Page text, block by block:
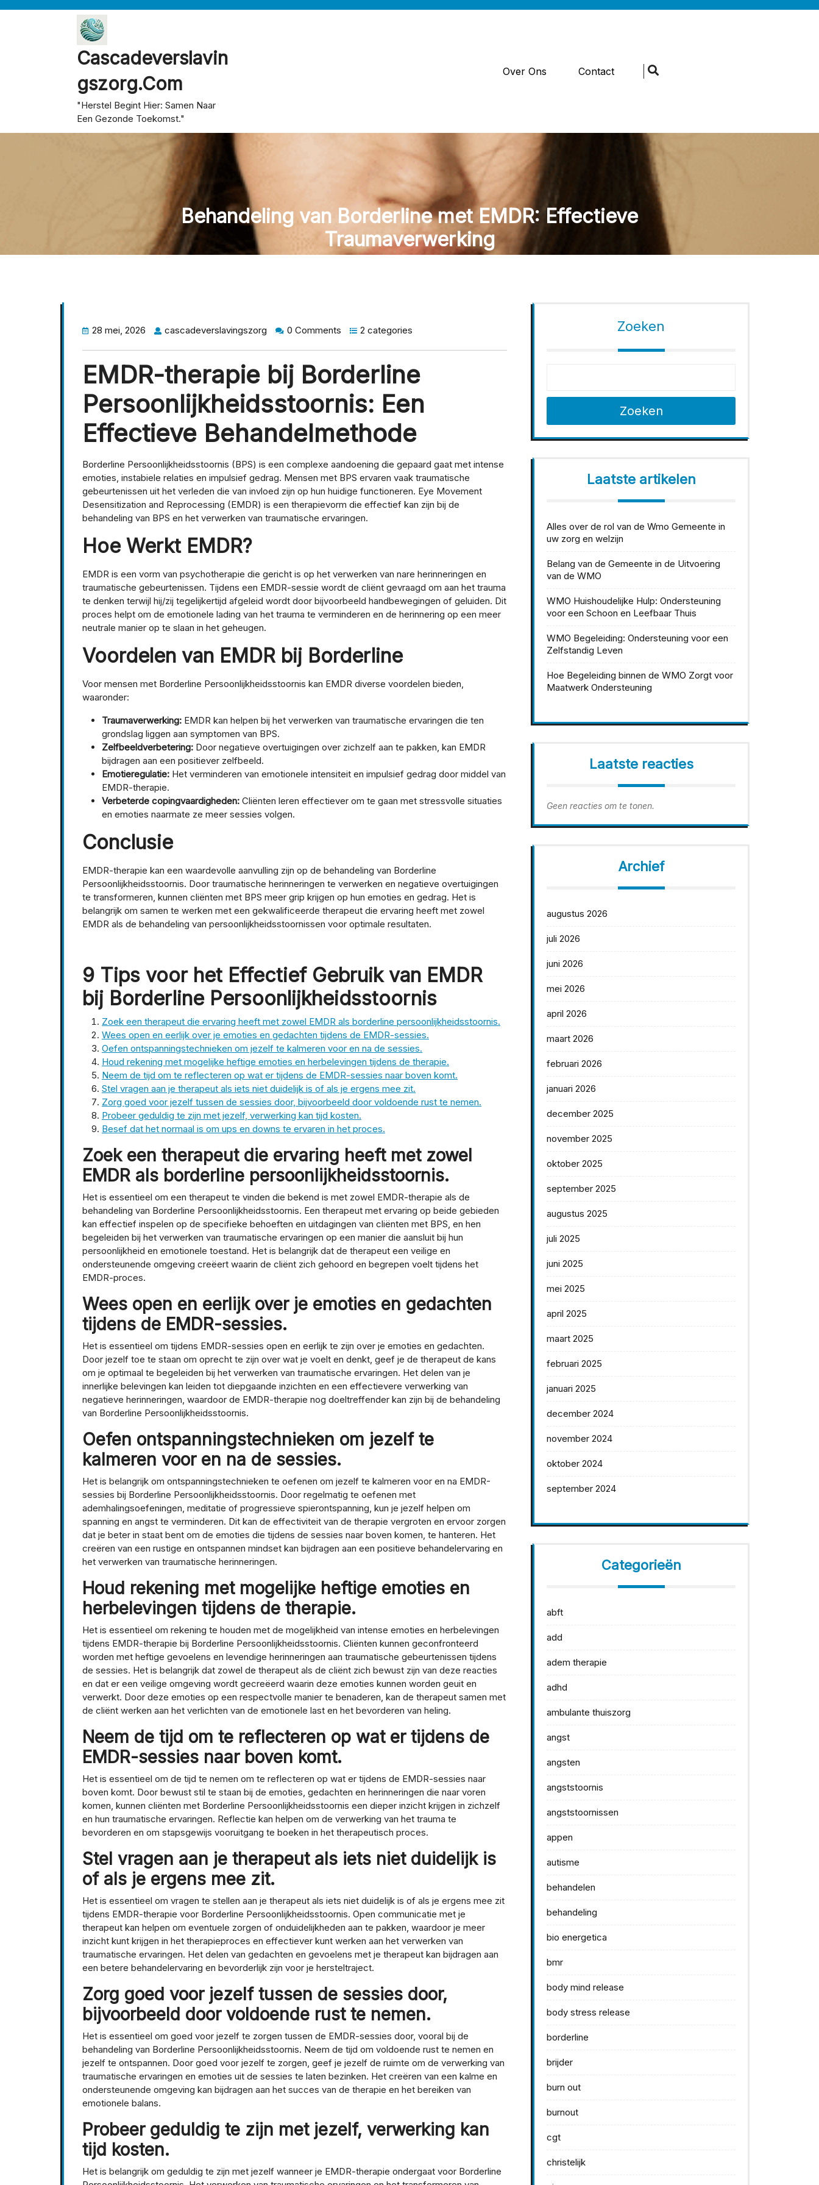
Cascadeverslavin
Gszorg.com
"Herstel Begint Hier: Samen Naar
Een Gezonde Toekomst."
Over Ons Contact
Behandeling van Borderline met EMDR: Effectieve
Traumaverwerking
28 mei, 2026 cascadeverslavingszorg 0 Comments 2 categories
EMDR-therapie bij Borderline
Persoonlijkheidsstoornis: Een
Effectieve Behandelmethode
Borderline Persoonlijkheidsstoornis (BPS) is een complexe aandoening die gepaard gaat met intense
emoties, instabiele relaties en impulsief gedrag. Mensen met BPS ervaren vaak traumatische
gebeurtenissen uit het verleden die van invloed zijn op hun huidige functioneren. Eye Movement
Desensitization and Reprocessing (EMDR) is een therapievorm die effectief kan zijn bij de
behandeling van BPS en het verwerken van traumatische ervaringen.
Hoe Werkt EMDR?
EMDR is een vorm van psychotherapie die gericht is op het verwerken van nare herinneringen en
traumatische gebeurtenissen. Tijdens een EMDR-sessie wordt de cliënt gevraagd om aan het trauma
te denken terwijl hij/zij tegelijkertijd afgeleid wordt door bijvoorbeeld handbewegingen of geluiden. Dit
proces helpt om de emotionele lading van het trauma te verminderen en de herinnering op een meer
neutrale manier op te slaan in het geheugen.
Voordelen van EMDR bij Borderline
Voor mensen met Borderline Persoonlijkheidsstoornis kan EMDR diverse voordelen bieden,
waaronder:
Traumaverwerking: EMDR kan helpen bij het verwerken van traumatische ervaringen die ten
grondslag liggen aan symptomen van BPS.
Zelfbeeldverbetering: Door negatieve overtuigingen over zichzelf aan te pakken, kan EMDR
bijdragen aan een positiever zelfbeeld.
Emotieregulatie: Het verminderen van emotionele intensiteit en impulsief gedrag door middel van
EMDR-therapie.
Verbeterde copingvaardigheden: Cliënten leren effectiever om te gaan met stressvolle situaties
en emoties naarmate ze meer sessies volgen.
Conclusie
EMDR-therapie kan een waardevolle aanvulling zijn op de behandeling van Borderline
Persoonlijkheidsstoornis. Door traumatische herinneringen te verwerken en negatieve overtuigingen
te transformeren, kunnen cliënten met BPS meer grip krijgen op hun emoties en gedrag. Het is
belangrijk om samen te werken met een gekwalificeerde therapeut die ervaring heeft met zowel
EMDR als de behandeling van persoonlijkheidsstoornissen voor optimale resultaten.
9 Tips voor het Effectief Gebruik van EMDR
bij Borderline Persoonlijkheidsstoornis
Zoek een therapeut die ervaring heeft met zowel EMDR als borderline persoonlijkheidsstoornis.
Wees open en eerlijk over je emoties en gedachten tijdens de EMDR-sessies.
Oefen ontspanningstechnieken om jezelf te kalmeren voor en na de sessies.
Houd rekening met mogelijke heftige emoties en herbelevingen tijdens de therapie.
Neem de tijd om te reflecteren op wat er tijdens de EMDR-sessies naar boven komt.
Stel vragen aan je therapeut als iets niet duidelijk is of als je ergens mee zit.
Zorg goed voor jezelf tussen de sessies door, bijvoorbeeld door voldoende rust te nemen.
Probeer geduldig te zijn met jezelf, verwerking kan tijd kosten.
Besef dat het normaal is om ups en downs te ervaren in het proces.
Zoek een therapeut die ervaring heeft met zowel
EMDR als borderline persoonlijkheidsstoornis.
Het is essentieel om een therapeut te vinden die bekend is met zowel EMDR-therapie als de
behandeling van Borderline Persoonlijkheidsstoornis. Een therapeut met ervaring op beide gebieden
kan effectief inspelen op de specifieke behoeften en uitdagingen van cliënten met BPS, en hen
begeleiden bij het verwerken van traumatische ervaringen op een manier die aansluit bij hun
persoonlijkheid en emotionele toestand. Het is belangrijk dat de therapeut een veilige en
ondersteunende omgeving creëert waarin de cliënt zich gehoord en begrepen voelt tijdens het
EMDR-proces.
Wees open en eerlijk over je emoties en gedachten
tijdens de EMDR-sessies.
Het is essentieel om tijdens EMDR-sessies open en eerlijk te zijn over je emoties en gedachten.
Door jezelf toe te staan om oprecht te zijn over wat je voelt en denkt, geef je de therapeut de kans
om je optimaal te begeleiden bij het verwerken van traumatische ervaringen. Het delen van je
innerlijke belevingen kan leiden tot diepgaande inzichten en een effectievere verwerking van
negatieve herinneringen, waardoor de EMDR-therapie nog doeltreffender kan zijn bij de behandeling
van Borderline Persoonlijkheidsstoornis.
Oefen ontspanningstechnieken om jezelf te
kalmeren voor en na de sessies.
Het is belangrijk om ontspanningstechnieken te oefenen om jezelf te kalmeren voor en na EMDR-
sessies bij Borderline Persoonlijkheidsstoornis. Door regelmatig te oefenen met
ademhalingsoefeningen, meditatie of progressieve spierontspanning, kun je jezelf helpen om
spanning en angst te verminderen. Dit kan de effectiviteit van de therapie vergroten en ervoor zorgen
dat je beter in staat bent om de emoties die tijdens de sessies naar boven komen, te hanteren. Het
creëren van een rustige en ontspannen mindset kan bijdragen aan een positieve behandelervaring en
het verwerken van traumatische herinneringen.
Houd rekening met mogelijke heftige emoties en
herbelevingen tijdens de therapie.
Het is essentieel om rekening te houden met de mogelijkheid van intense emoties en herbelevingen
tijdens EMDR-therapie bij Borderline Persoonlijkheidsstoornis. Cliënten kunnen geconfronteerd
worden met heftige gevoelens en levendige herinneringen aan traumatische gebeurtenissen tijdens
de sessies. Het is belangrijk dat zowel de therapeut als de cliënt zich bewust zijn van deze reacties
en dat er een veilige omgeving wordt gecreëerd waarin deze emoties kunnen worden geuit en
verwerkt. Door deze emoties op een respectvolle manier te benaderen, kan de therapeut samen met
de cliënt werken aan het verlichten van de emotionele last en het bevorderen van heling.
Neem de tijd om te reflecteren op wat er tijdens de
EMDR-sessies naar boven komt.
Het is essentieel om de tijd te nemen om te reflecteren op wat er tijdens de EMDR-sessies naar
boven komt. Door bewust stil te staan bij de emoties, gedachten en herinneringen die naar voren
komen, kunnen cliënten met Borderline Persoonlijkheidsstoornis een dieper inzicht krijgen in zichzelf
en hun traumatische ervaringen. Reflectie kan helpen om de verwerking van het trauma te
bevorderen en om stapsgewijs vooruitgang te boeken in het therapeutisch proces.
Stel vragen aan je therapeut als iets niet duidelijk is
of als je ergens mee zit.
Het is essentieel om vragen te stellen aan je therapeut als iets niet duidelijk is of als je ergens mee zit
tijdens EMDR-therapie voor Borderline Persoonlijkheidsstoornis. Open communicatie met je
therapeut kan helpen om eventuele zorgen of onduidelijkheden aan te pakken, waardoor je meer
inzicht kunt krijgen in het therapieproces en effectiever kunt werken aan het verwerken van
traumatische ervaringen. Het delen van gedachten en gevoelens met je therapeut kan bijdragen aan
een betere behandelervaring en bevorderlijk zijn voor je hersteltraject.
Zorg goed voor jezelf tussen de sessies door,
bijvoorbeeld door voldoende rust te nemen.
Het is essentieel om goed voor jezelf te zorgen tussen de EMDR-sessies door, vooral bij de
behandeling van Borderline Persoonlijkheidsstoornis. Neem de tijd om voldoende rust te nemen en
jezelf te ontspannen. Door goed voor jezelf te zorgen, geef je jezelf de ruimte om de verwerking van
traumatische ervaringen en emoties uit de sessies te laten bezinken. Het creëren van een kalme en
ondersteunende omgeving kan bijdragen aan het succes van de therapie en het bereiken van
emotionele balans.
Probeer geduldig te zijn met jezelf, verwerking kan
tijd kosten.
Het is belangrijk om geduldig te zijn met jezelf wanneer je EMDR-therapie ondergaat voor Borderline
Zoeken
Zoeken
Laatste artikelen
Alles over de rol van de Wmo Gemeente in
uw zorg en welzijn
Belang van de Gemeente in de Uitvoering
van de WMO
WMO Huishoudelijke Hulp: Ondersteuning
voor een Schoon en Leefbaar Thuis
WMO Begeleiding: Ondersteuning voor een
Zelfstandig Leven
Hoe Begeleiding binnen de WMO Zorgt voor
Maatwerk Ondersteuning
Laatste reacties
Geen reacties om te tonen.
Archief
augustus 2026
juli 2026
juni 2026
mei 2026
april 2026
maart 2026
februari 2026
januari 2026
december 2025
november 2025
oktober 2025
september 2025
augustus 2025
juli 2025
juni 2025
mei 2025
april 2025
maart 2025
februari 2025
januari 2025
december 2024
november 2024
oktober 2024
september 2024
Categorieën
abft
add
adem therapie
adhd
ambulante thuiszorg
angst
angsten
angststoornis
angststoornissen
appen
autisme
behandelen
behandeling
bio energetica
bmr
body mind release
body stress release
borderline
brijder
burn out
burnout
cgt
christelijk